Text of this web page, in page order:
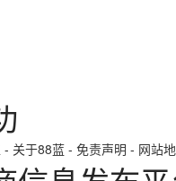
- 关于88蓝 - 免责声明 - 网站